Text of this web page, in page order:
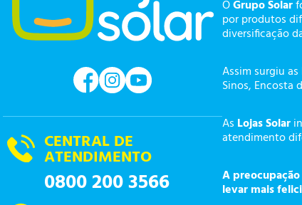
CENTRAL DE
ATENDIMENTO
0800 200 3566
OGrupo Solar
por produtos
diversificação
Assim surgiu as
Sinos, Encosta
As Lojas Solar
atendimento
A
levar mais